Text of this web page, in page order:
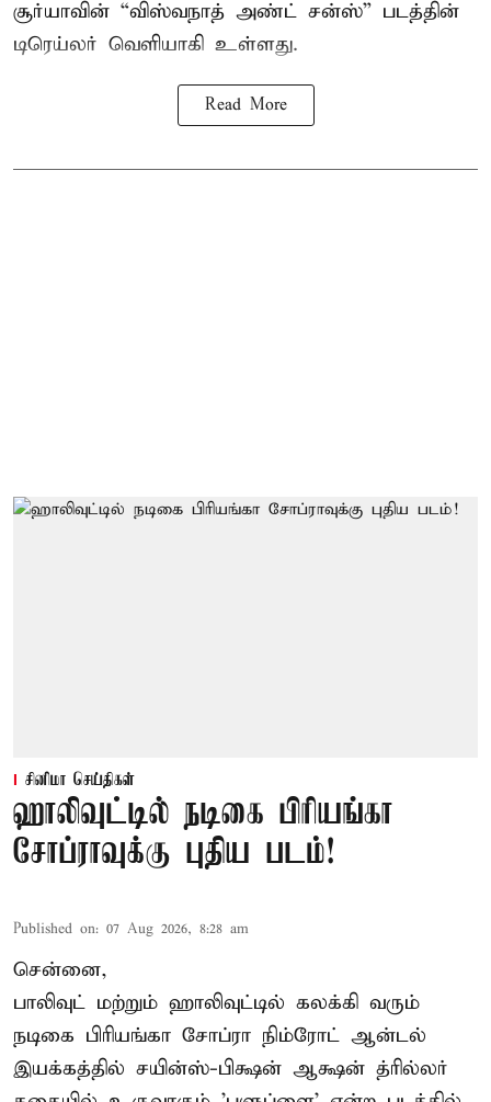
சூர்யாவின் “விஸ்வநாத் அண்ட் சன்ஸ்” படத்தின்
டிரெய்லர் வெளியாகி உள்ளது.
Read More
சினிமா செய்திகள்
ஹாலிவுட்டில் நடிகை பிரியங்கா
சோப்ராவுக்கு புதிய படம்!
Published on: 07 Aug 2026, 8:28 am
சென்னை,
பாலிவுட் மற்றும் ஹாலிவுட்டில் கலக்கி வரும்
நடிகை பிரியங்கா சோப்ரா நிம்ரோட் ஆன்டல்
இயக்கத்தில் சயின்ஸ்-பிக்ஷன் ஆக்ஷன் த்ரில்லர்